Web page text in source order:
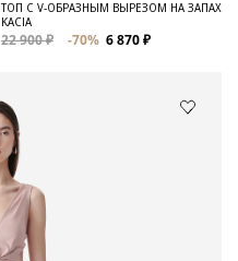
ТОП С V-ОБРАЗНЫМ ВЫРЕЗОМ НА ЗАПАХ
KACIA
22 900 ₽ -70% 6 870 ₽